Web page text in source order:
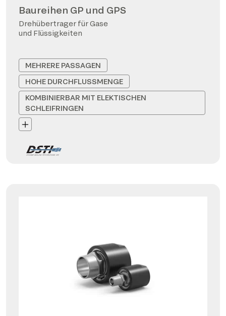
Baureihen GP und GPS
Drehübertrager für Gase
und Flüssigkeiten
MEHRERE PASSAGEN
HOHE DURCHFLUSSMENGE
KOMBINIERBAR MIT ELEKTISCHEN
SCHLEIFRINGEN